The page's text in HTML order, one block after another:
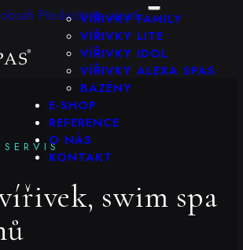
Přeskočit na zápatí
VÍŘIVKY FAMILY
VÍŘIVKY LITE
VÍŘIVKY IDOL
VÍŘIVKY ALEXA SPAS
BAZÉNY
E-SHOP
REFERENCE
O NÁS
KONTAKT
swim spa